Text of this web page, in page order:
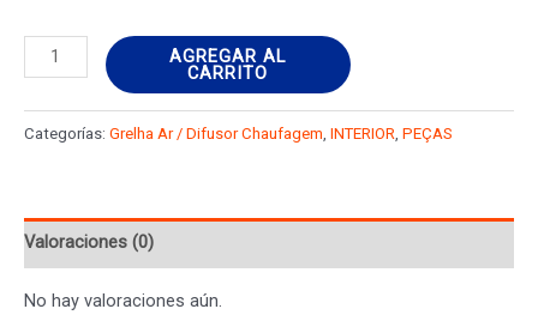
Difusor
/
Saída
STILO
1.9
AGREGAR AL
CARRITO
Categorías: Grelha Ar / Difusor Chaufagem INTERIOR PEÇAS
Valoraciones (0)
No hay valoraciones aún.